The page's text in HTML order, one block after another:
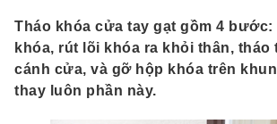
Tháo khóa cửa tay gạt gồm 4 bước:
khóa, rút lõi khóa ra khỏi thân, tháo
cánh cửa, và gỡ hộp khóa trên
thay luôn phần này.